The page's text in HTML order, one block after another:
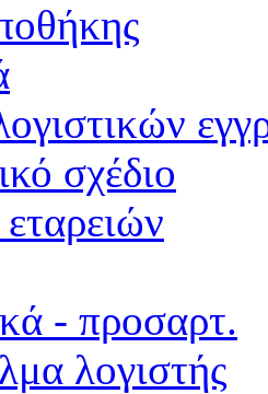
σχέδιο
- προσαρτ.
λογιστής